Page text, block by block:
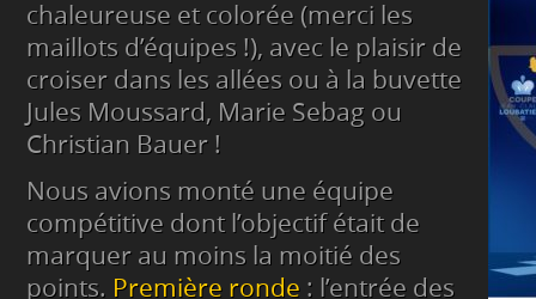
chaleureuse et colorée (merci les
maillots d’équipes !), avec le plaisir de
croiser dans les allées ou à la buvette
Jules Moussard, Marie Sebag ou
Christian Bauer !
Nous avions monté une équipe
compétitive dont l’objectif était de
marquer au moins la moitié des
points. Première ronde : l’entrée des